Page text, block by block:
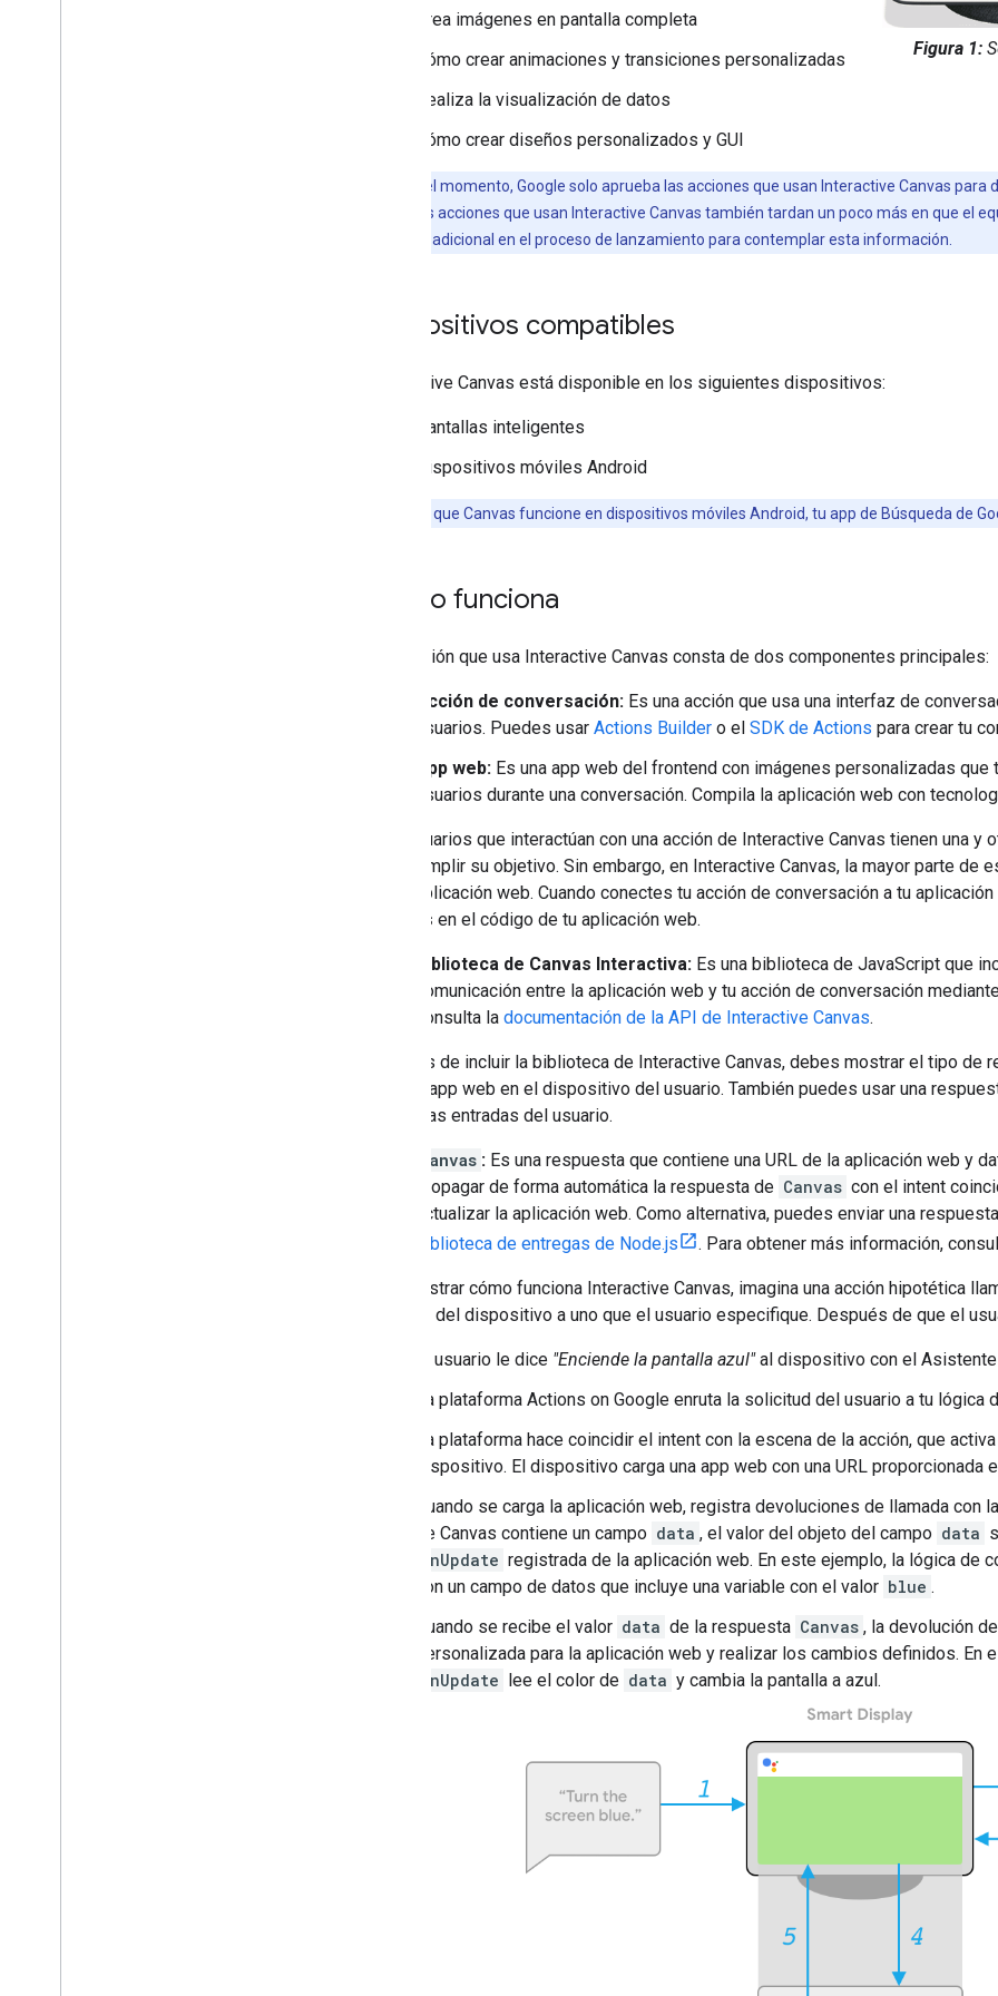
Figura 1:
Crea imágenes en pantalla completa
Cómo crear animaciones y transiciones personalizadas
Realiza la visualización de datos
Cómo crear diseños personalizados y GUI
Por el momento, Google solo aprueba las acciones que usan Interactive Canvas
educativas. Las acciones que usan Interactive Canvas también tardan un poco más en que el
Espera tiempo adicional en el proceso de lanzamiento para contemplar esta información.
Dispositivos compatibles
Interactive Canvas está disponible en los siguientes dispositivos:
Pantallas inteligentes
Dispositivos móviles Android
Para que Canvas funcione en dispositivos móviles Android, tu app de Búsqueda de
Cómo funciona
Una acción que usa Interactive Canvas consta de dos componentes principales:
Acción de conversación: Es una acción que usa una interfaz de
usuarios. Puedes usar Actions Builder o el SDK de Actions para crear tu
App web: Es una app web del frontend con imágenes personalizadas
usuarios durante una conversación. Compila la aplicación web con
Los usuarios que interactúan con una acción de Interactive Canvas tienen una
para cumplir su objetivo. Sin embargo, en Interactive Canvas, la mayor parte
de tu aplicación web. Cuando conectes tu acción de conversación a tu
Canvas en el código de tu aplicación web.
Biblioteca de Canvas Interactiva: Es una biblioteca de JavaScript que
comunicación entre la aplicación web y tu acción de conversación
consulta la documentación de la API de Interactive Canvas.
Además de incluir la biblioteca de Interactive Canvas, debes mostrar el tipo de
abrir tu app web en el dispositivo del usuario. También puedes usar una
según las entradas del usuario.
Canvas : Es una respuesta que contiene una URL de la aplicación web y
propagar de forma automática la respuesta de Canvas con el intent
actualizar la aplicación web. Como alternativa, puedes enviar una
biblioteca de entregas de Node.js
. Para obtener más información,
Para ilustrar cómo funciona Interactive Canvas, imagina una acción hipotética
pantalla del dispositivo a uno que el usuario especifique. Después de que el
El usuario le dice "Enciende la pantalla azul"al dispositivo con el Asistente
La plataforma Actions on Google enruta la solicitud del usuario a tu
La plataforma hace coincidir el intent con la escena de la acción, que
dispositivo. El dispositivo carga una app web con una URL proporcionada
Cuando se carga la aplicación web, registra devoluciones de llamada con
de Canvas contiene un campo data , el valor del objeto del campo data
onUpdate registrada de la aplicación web. En este ejemplo, la lógica de
con un campo de datos que incluye una variable con el valor blue .
Cuando se recibe el valor data de la respuesta Canvas , la devolución
personalizada para la aplicación web y realizar los cambios definidos. En
onUpdate lee el color de data y cambia la pantalla a azul.